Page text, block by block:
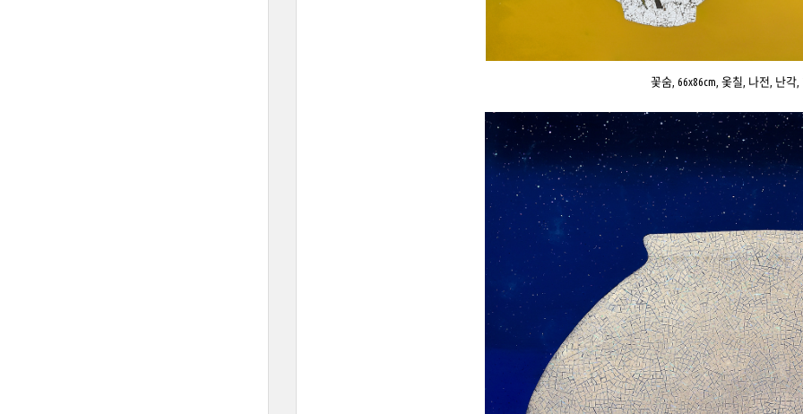
꽃숨, 66x86cm, 옻칠, 나전, 난각,